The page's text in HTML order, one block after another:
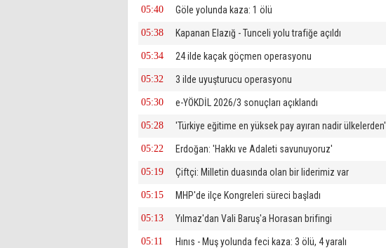
05:40 Göle yolunda kaza: 1 ölü
05:38 Kapanan Elazığ - Tunceli yolu trafiğe açıldı
05:34 24 ilde kaçak göçmen operasyonu
05:32 3 ilde uyuşturucu operasyonu
05:30 e-YÖKDİL 2026/3 sonuçları açıklandı
05:28 'Türkiye eğitime en yüksek pay ayıran nadir ülkelerden'
05:22 Erdoğan: 'Hakkı ve Adaleti savunuyoruz'
05:19 Çiftçi: Milletin duasında olan bir liderimiz var
05:15 MHP'de ilçe Kongreleri süreci başladı
05:13 Yılmaz'dan Vali Baruş'a Horasan brifingi
05:11 Hınıs - Muş yolunda feci kaza: 3 ölü, 4 yaralı